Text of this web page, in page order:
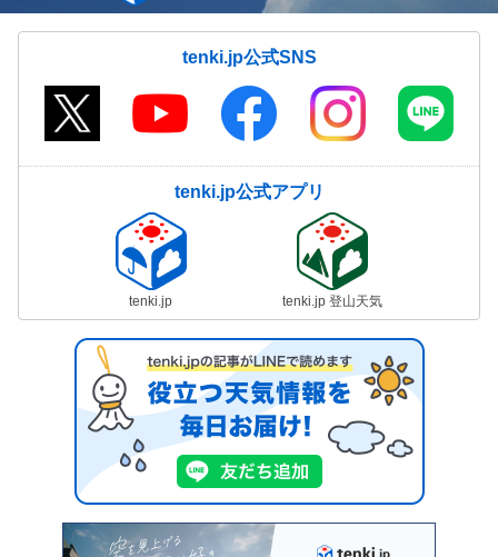
tenki.jp公式SNS
tenki.jp公式アプリ
tenki.jp tenki.jp 登山天気